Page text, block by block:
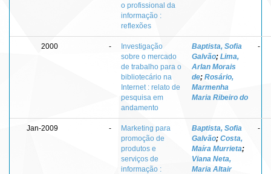
o profissional da
informação :
reflexões
2000 -
Investigação
sobre o mercado
de trabalho para o
bibliotecário na
Internet : relato de
pesquisa em
andamento
Baptista, Sofia
Galvão; Lima,
Arlan Morais
de; Rosário,
Marmenha
Maria Ribeiro do
-
Jan-2009 -
Marketing para
promoção de
produtos e
serviços de
informação :
Baptista, Sofia
Galvão; Costa,
Maíra Murrieta;
Viana Neta,
Maria Altair
-